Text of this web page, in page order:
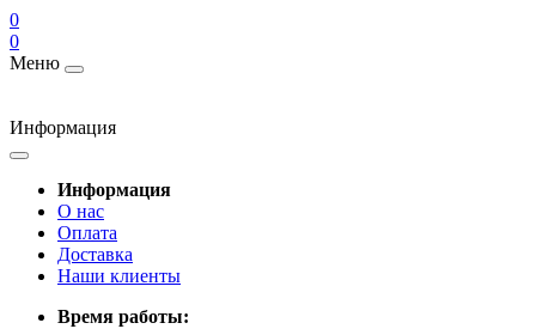
0
0
Меню
Информация
Информация
О нас
Оплата
Доставка
Наши клиенты
Время работы: